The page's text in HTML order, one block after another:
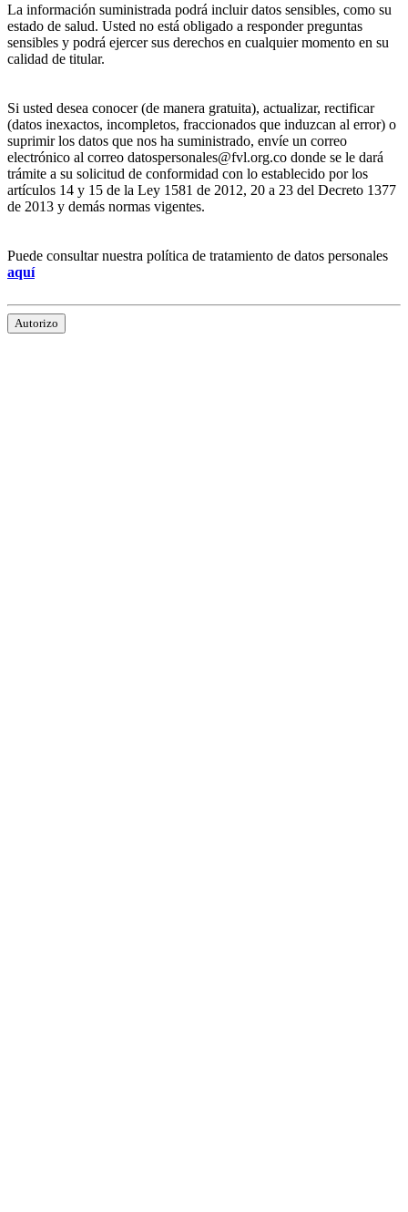
La información suministrada podrá incluir datos sensibles, como su
estado de salud. Usted no está obligado a responder preguntas
sensibles y podrá ejercer sus derechos en cualquier momento en su
calidad de titular.
Si usted desea conocer (de manera gratuita), actualizar, rectificar
(datos inexactos, incompletos, fraccionados que induzcan al error) o
suprimir los datos que nos ha suministrado, envíe un correo
electrónico al correo datospersonales@fvl.org.co donde se le dará
trámite a su solicitud de conformidad con lo establecido por los
artículos 14 y 15 de la Ley 1581 de 2012, 20 a 23 del Decreto 1377
de 2013 y demás normas vigentes.
Puede consultar nuestra política de tratamiento de datos personales
aquí
Autorizo